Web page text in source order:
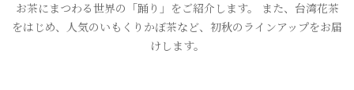
お茶にまつわる世界の「踊り」をご紹介します。
また、台湾花茶
をはじめ、人気のいもくりかぼ茶など、初秋のラインアップをお届
けします。